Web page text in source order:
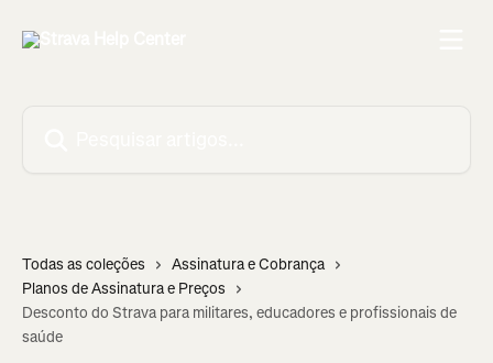
Todas as coleções
Assinatura e Cobrança
Planos de Assinatura e Preços
Desconto do Strava para militares, educadores e profissionais de
saúde